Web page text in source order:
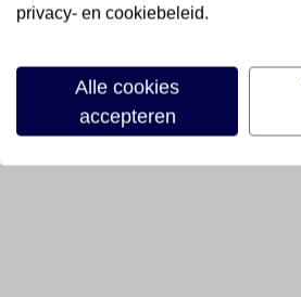
privacy- en cookiebeleid.
Alle cookies
accepteren